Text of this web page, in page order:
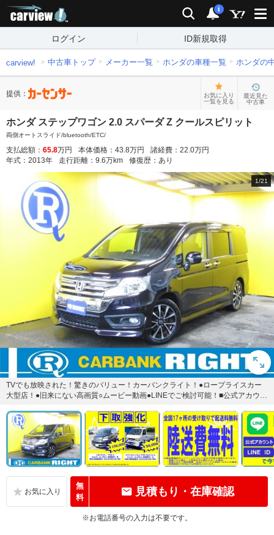
検索 通知
i
ログイン ID新規取得
carview! 中古車トップ メーカー一覧 ホンダの車種一覧 ホンダの
提供：
お気に入り
一覧を見る
最近見た
中古車
ホンダ ステップワゴン 2.0 スパーダ Z クールスピリット
両側オートスライド/bluetooth/ETC/
支払総額： 65.8万円 本体価格： 43.8万円 諸経費： 22.0万円
年式： 2013年 走行距離： 9.6万km 修復歴： あり
1/21
TVでも放映された！驚きのバリュー！カーバンクライト！●ロープライスカー
大型店！●旧来にない高画質○ムービー動画●LINEでご検討可能！■公式アカウン
無
料
見積もり・在庫確認
※お電話番号の入力は不要です。